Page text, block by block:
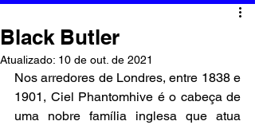
Black Butler
Atualizado: 10 de out. de 2021
Nos arredores de Londres, entre 1838 e
1901, Ciel Phantomhive é o cabeça de
uma nobre família inglesa que atua